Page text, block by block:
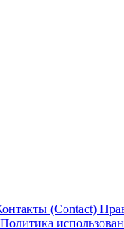
(Contact)
Политика